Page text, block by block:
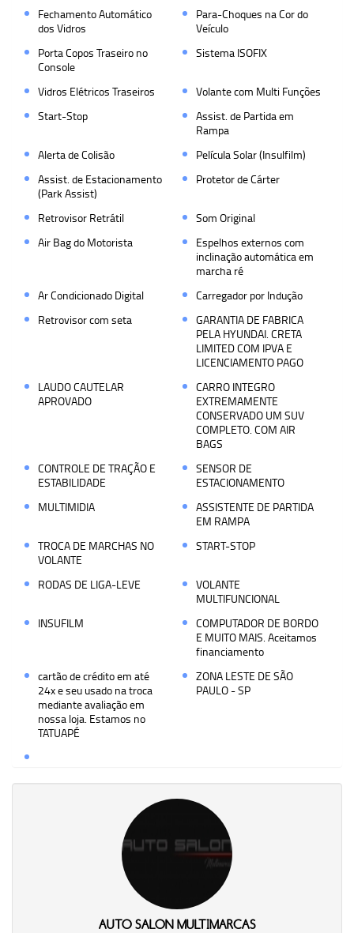
Fechamento Automático
dos Vidros
Para-Choques na Cor do
Veículo
Porta Copos Traseiro no
Console
Sistema ISOFIX
Vidros Elétricos Traseiros
Volante com Multi Funções
Start-Stop
Assist. de Partida em
Rampa
Alerta de Colisão
Película Solar (Insulfilm)
Assist. de Estacionamento
(Park Assist)
Protetor de Cárter
Retrovisor Retrátil
Som Original
Air Bag do Motorista
Espelhos externos com
inclinação automática em
marcha ré
Ar Condicionado Digital
Carregador por Indução
Retrovisor com seta
GARANTIA DE FABRICA
PELA HYUNDAI. CRETA
LIMITED COM IPVA E
LICENCIAMENTO PAGO
LAUDO CAUTELAR
APROVADO
CARRO INTEGRO
EXTREMAMENTE
CONSERVADO UM SUV
COMPLETO. COM AIR
BAGS
CONTROLE DE TRAÇÃO E
ESTABILIDADE
SENSOR DE
ESTACIONAMENTO
MULTIMIDIA
ASSISTENTE DE PARTIDA
EM RAMPA
TROCA DE MARCHAS NO
VOLANTE
START-STOP
RODAS DE LIGA-LEVE
VOLANTE
MULTIFUNCIONAL
INSUFILM
COMPUTADOR DE BORDO
E MUITO MAIS. Aceitamos
financiamento
cartão de crédito em até
24x e seu usado na troca
mediante avaliação em
nossa loja. Estamos no
TATUAPÉ
ZONA LESTE DE SÃO
PAULO - SP
AUTO SALON MULTIMARCAS